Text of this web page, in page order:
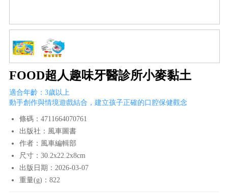
FOOD超人趣味牙醫診所小麥黏土
適合年齡：3歲以上
動手創作與情境遊戲結合，建立孩子正確的口腔保健觀念
條碼：4711664070761
出版社：風車圖書
作者：風車編輯部
尺寸：30.2x22.2x8cm
出版日期：2026-03-07
重量(g)：822